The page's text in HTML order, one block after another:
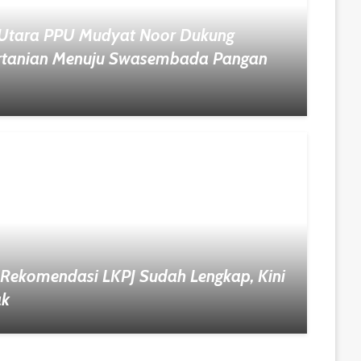
PPU Mudyat Noor Dukung
Menuju Swasembada Pangan
LKPJ Sudah Lengkap, Kini